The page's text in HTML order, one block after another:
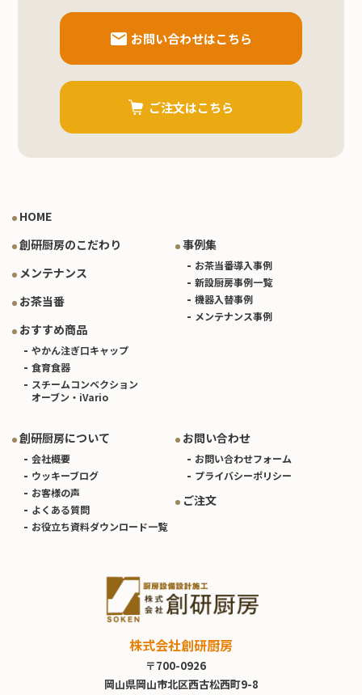
お問い合わせはこちら
ご注文はこちら
HOME
創研厨房のこだわり
メンテナンス
お茶当番
おすすめ商品
やかん注ぎ口キャップ
食育食器
スチームコンベクション
オーブン・iVario
事例集
お茶当番導入事例
新設厨房事例一覧
機器入替事例
メンテナンス事例
創研厨房について
会社概要
ウッキーブログ
お客様の声
よくある質問
お役立ち資料ダウンロード一覧
お問い合わせ
お問い合わせフォーム
プライバシーポリシー
ご注文
株式会社創研厨房
〒700-0926
岡山県岡山市北区西古松西町9-8